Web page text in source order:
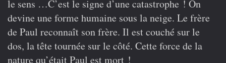
le sens …C’est le signe d’une catastrophe ! On
devine une forme humaine sous la neige. Le frère
de Paul reconnaît son frère. Il est couché sur le
dos, la tête tournée sur le côté. Cette force de la
nature qu’était Paul est mort !